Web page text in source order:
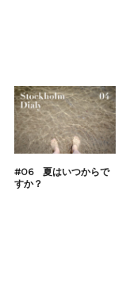
#06 夏はいつからで
すか？